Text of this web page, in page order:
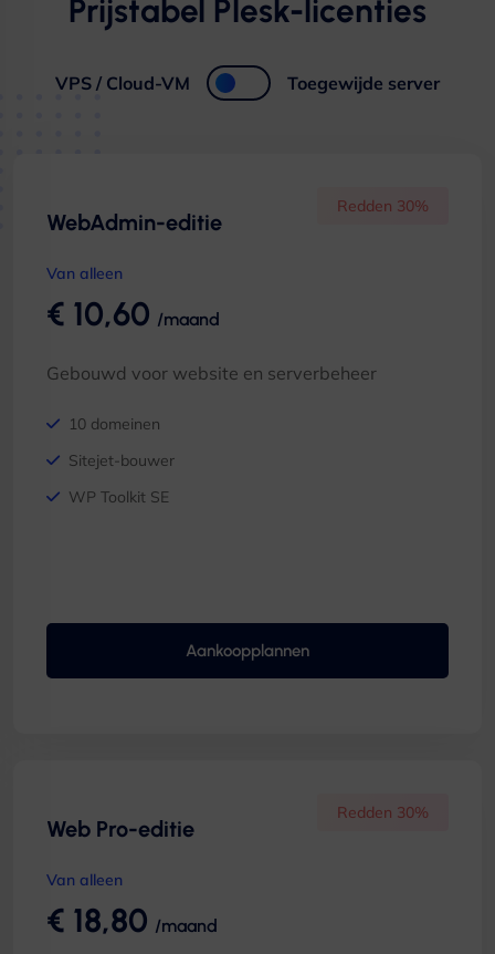
Prijstabel Plesk-licenties
VPS / Cloud-VM Toegewijde server
WebAdmin-editie
Redden 30%
Van alleen
€ 10,60 /maand
Gebouwd voor website en serverbeheer
10 domeinen
Sitejet-bouwer
WP Toolkit SE
Aankoopplannen
Web Pro-editie
Redden 30%
Van alleen
€ 18,80 /maand